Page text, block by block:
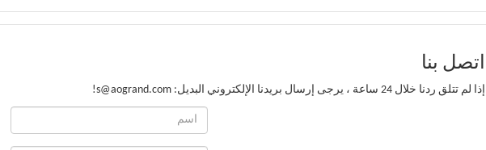
اتصل بنا
إذا لم تتلق ردنا خلال 24 ساعة ، يرجى إرسال بريدنا الإلكتروني البديل: s@aogrand.com!